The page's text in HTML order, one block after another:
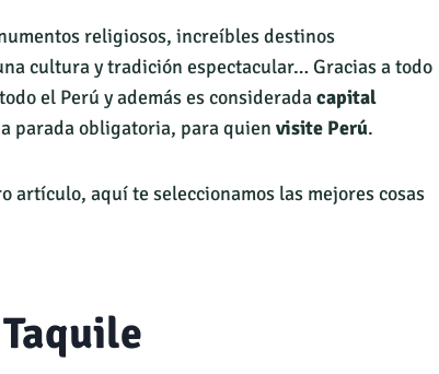
religiosos, increíbles destinos
cultura y tradición espectacular… Gracias a todo
el Perú y además es consideradacapital
parada obligatoria, para quien visite Perú.
artículo, aquí te seleccionamos las mejores cosas